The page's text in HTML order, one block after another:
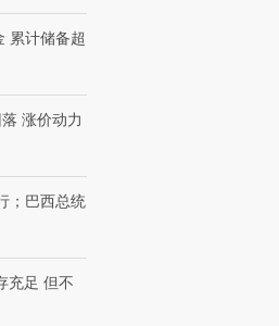
累计储备超
涨价动力
；巴西总统
充足 但不